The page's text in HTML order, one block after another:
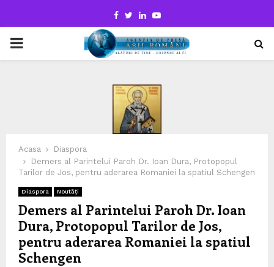
Facebook
TwitterLinkedinYoutube
PRIMARY
Acasa
Diaspora
Demers al Parintelui Paroh Dr. Ioan Dura, Protopopul
Tarilor de Jos, pentru aderarea Romaniei la spatiul Schengen
Diaspora Noutăți
Demers al Parintelui Paroh Dr. Ioan
Dura, Protopopul Tarilor de Jos,
pentru aderarea Romaniei la spatiul
Schengen